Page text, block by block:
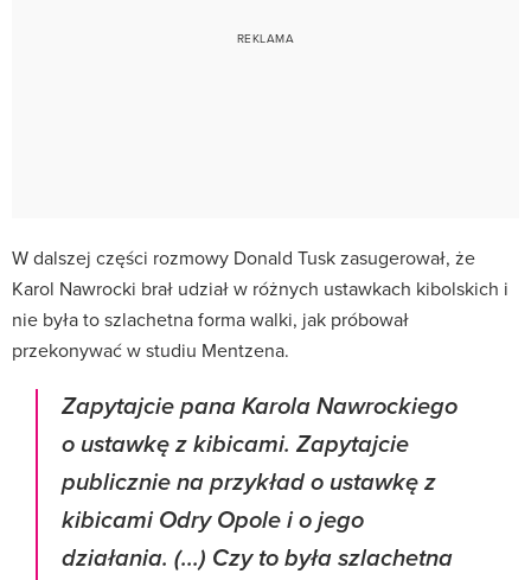
W dalszej części rozmowy Donald Tusk zasugerował, że
Karol Nawrocki brał udział w różnych ustawkach kibolskich i
nie była to szlachetna forma walki, jak próbował
przekonywać w studiu Mentzena.
Zapytajcie pana Karola Nawrockiego
o ustawkę z kibicami. Zapytajcie
publicznie na przykład o ustawkę z
kibicami Odry Opole i o jego
działania. (...) Czy to była szlachetna